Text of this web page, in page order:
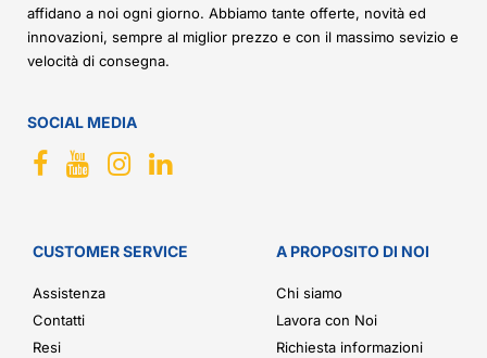
affidano a noi ogni giorno. Abbiamo tante offerte, novità ed
innovazioni, sempre al miglior prezzo e con il massimo sevizio e
velocità di consegna.
SOCIAL MEDIA
CUSTOMER SERVICE
Assistenza
Contatti
Resi
A PROPOSITO DI NOI
Chi siamo
Lavora con Noi
Richiesta informazioni